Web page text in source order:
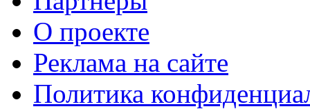
O проекте
Реклама на сайте
Политика